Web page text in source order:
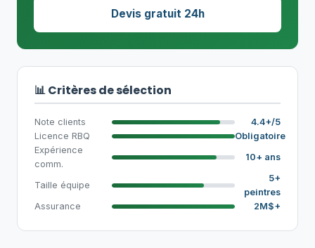
Devis gratuit 24h
📊 Critères de sélection
Note clients
4.4+/5
Licence RBQ
Obligatoire
Expérience
comm.
10+ ans
Taille équipe
5+
peintres
Assurance
2M$+